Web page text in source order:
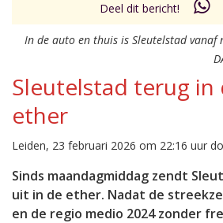
Deel dit bericht!
In de auto en thuis is Sleutelstad vanaf
Sleutelstad terug in
ether
Leiden, 23 februari 2026 om 22:16 uur
Sinds maandagmiddag zendt
uit in de ether. Nadat de
en de regio medio 2024 zonder